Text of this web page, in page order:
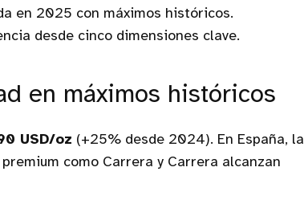
en 2025 con máximos históricos.
desde cinco dimensiones clave.
en máximos históricos
USD/oz (+25% desde 2024). En España, la
como Carrera y Carrera alcanzan